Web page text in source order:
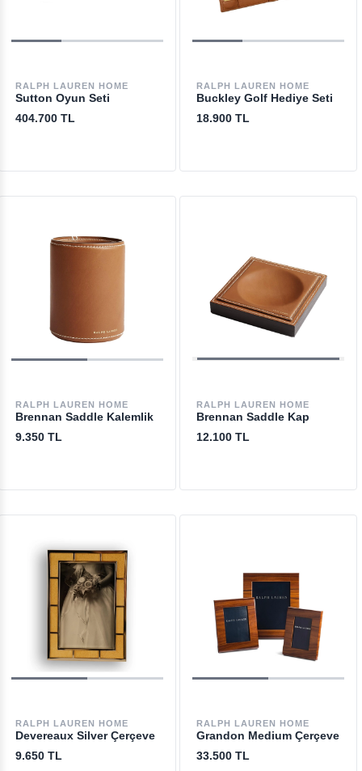
RALPH LAUREN HOME
Sutton Oyun Seti
404.700 TL
RALPH LAUREN HOME
Buckley Golf Hediye Seti
18.900 TL
RALPH LAUREN HOME
Brennan Saddle Kalemlik
9.350 TL
RALPH LAUREN HOME
Brennan Saddle Kap
12.100 TL
RALPH LAUREN HOME
Devereaux Silver Çerçeve
9.650 TL
RALPH LAUREN HOME
Grandon Medium Çerçeve
33.500 TL